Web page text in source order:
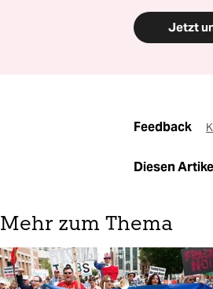
Jetzt
Feedback
Diesen
Mehr zum Thema